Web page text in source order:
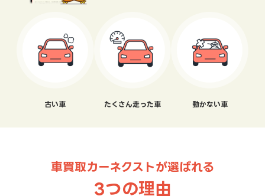
古い車 たくさん走った車 動かない車
車買取カーネクストが選ばれる
3つの理由